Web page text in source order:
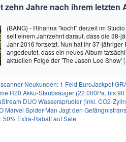
zehn Jahre nach ihrem letzten
(BANG) - Rihanna "kocht" derzeit im
seit einem Jahrzehnt darauf, dass die 38-
Jahr 2016 fortsetzt. Nun hat ihr 37-jähriger
angedeutet, dass ein neues Album
aktuellen Folge der 'The Jason Lee Show'
Neukunden: 1 Feld EuroJackpot
R20 Akku-Staubsauger (22.000Pa, bis
DUO Wassersprudler (inkl. CO2-
Marvel Spider-Man Jagt den
50% Extra-Rabatt auf Sale